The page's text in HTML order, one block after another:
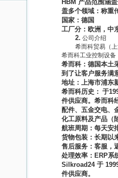
HBM 产品范围涵
盖多个领域：称重
国家：德国
工厂分：欧洲，中
2. 公司介绍
希而科贸易（
希而科工业控制设
希而科：德国本土
到了让客户服务满
地址：上海市浦东
希而科历史： 于
件供应商。希而科
配件、五金交电、
化工原料及产品（
航班周期：每天安
货物包装：长期以
售后服务：客服，
处理效率： ERP系
Silkroad24 于
件供应商。